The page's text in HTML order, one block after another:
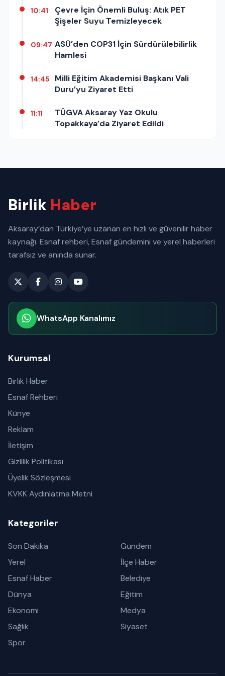
10:41
Çevre İçin Önemli Buluş: Atık PET
Şişeler Suyu Temizleyecek
09:47 ASÜ’den COP31 İçin Sürdürülebilirlik
Hamlesi
14:45
Milli Eğitim Akademisi Başkanı Vali
Duru’yu Ziyaret Etti
11:11
TÜGVA Aksaray Yaz Okulu
Topakkaya’da Ziyaret Edildi
Birlik Haber
Aksaray’dan Türkiye’ye uzanan en hızlı ve güvenilir haber
kaynağı. Esnaf rehberi, Esnaf gündemini ve yerel haberleri
tarafsız ve anında sunar.
WhatsApp Kanalımız
Kurumsal
Birlik Haber
Esnaf Rehberi
Künye
Reklam
İletişim
Gizlilik Politikası
Üyelik Sözleşmesi
KVKK Aydınlatma Metni
Kategoriler
Son Dakika
Gündem
Yerel
İlçe Haber
Esnaf Haber
Belediye
Dünya
Eğitim
Ekonomi
Medya
Sağlık
Siyaset
Spor